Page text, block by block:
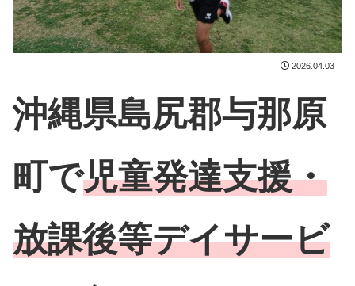
2026.04.03
沖縄県島尻郡与那原
町で児童発達支援・
放課後等デイサービ